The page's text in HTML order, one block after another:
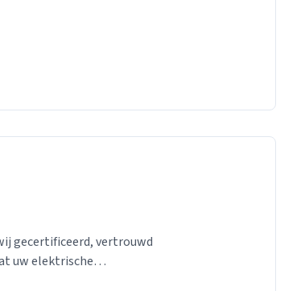
gecertificeerd, vertrouwd
uw elektrische